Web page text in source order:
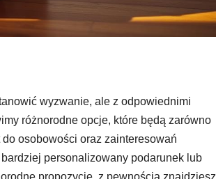
wyzwanie, ale z odpowiednimi
różnorodne opcje, które będą zarówno
osobowości oraz zainteresowań
personalizowany podarunek lub
propozycje, z pewnością znajdziesz